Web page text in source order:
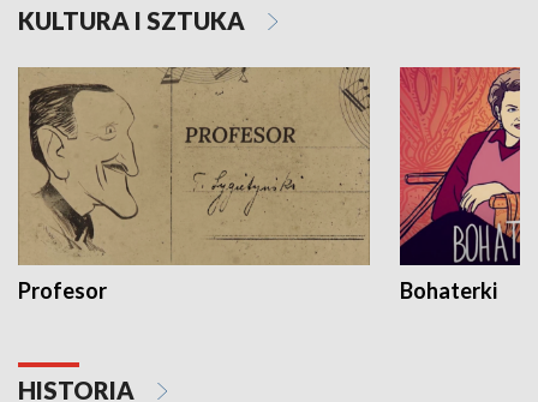
KULTURA I SZTUKA
Profesor Bohaterki
HISTORIA